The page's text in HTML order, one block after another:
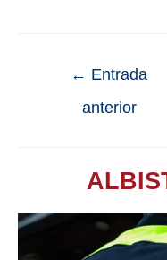
← Entrada
anterior